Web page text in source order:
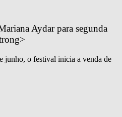
Aydar para segunda
junho, o festival inicia a venda de